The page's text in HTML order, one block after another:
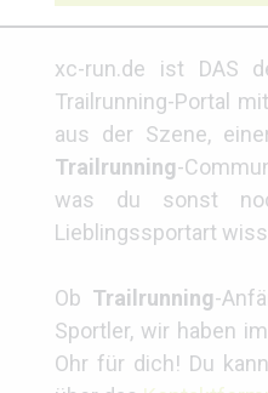
xc-run.de ist DAS
Trailrunning-Portal
aus der Szene,
Trailrunning-
was du sonst
Lieblingssportart
Ob Trailrunning-
Sportler, wir haben
Ohr für dich! Du